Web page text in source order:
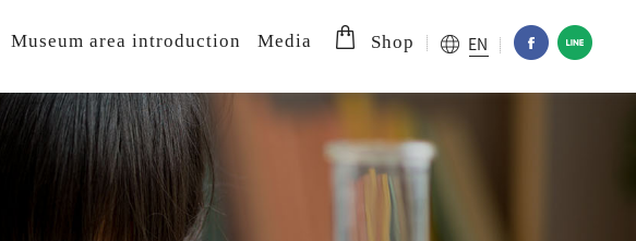
Museum area introduction Media Shop EN